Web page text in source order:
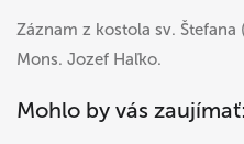
Záznam z kostola sv.
Mons. Jozef Haľko.
Mohlo by vás zaujímať: